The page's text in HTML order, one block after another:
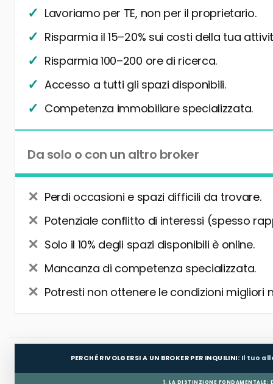
Lavoriamo per TE, non per il proprietario.
Risparmia il 15–20% sui costi della tua
Risparmia 100–200 ore di ricerca.
Accesso a tutti gli spazi disponibili.
Competenza immobiliare specializzata.
Da solo o con un altro broker
Perdi occasioni e spazi difficili da trovare.
Potenziale conflitto di interessi (spesso
Solo il 10% degli spazi disponibili è online.
Mancanza di competenza specializzata.
Potresti non ottenere le condizioni migliori
PERCHÉ RIVOLGERSI A UN BROKER PER INQUILINI: Il tuo
1. LA DISTINZIONE FONDAMENTALE: